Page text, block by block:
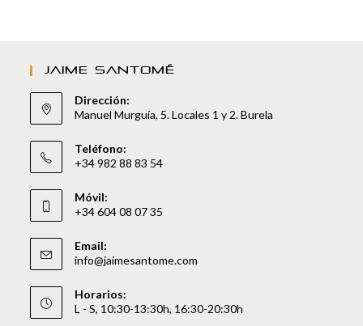
JAIME SANTOMÉ
Dirección:
Manuel Murguía, 5. Locales 1 y 2. Burela
Teléfono:
+34 982 88 83 54
Móvil:
+34 604 08 07 35
Email:
info@jaimesantome.com
Horarios:
L - S, 10:30-13:30h, 16:30-20:30h